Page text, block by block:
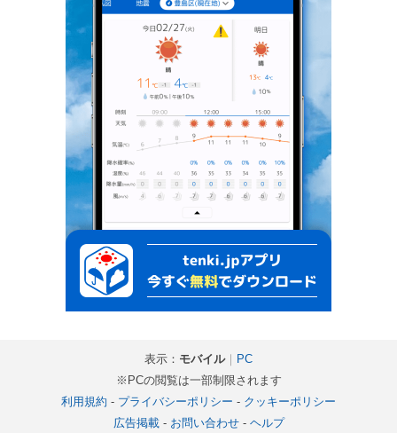
表示： モバイル｜ PC
※PCの閲覧は一部制限されます
利用規約 - プライバシーポリシー - クッキーポリシー
広告掲載- お問い合わせ- ヘルプ